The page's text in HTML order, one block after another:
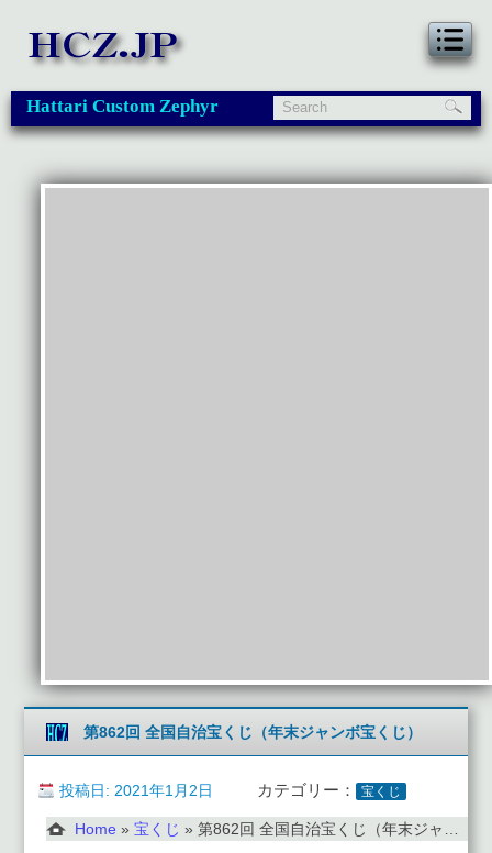
Hattari Custom Zephyr
第862回 全国自治宝くじ（年末ジャンボ宝くじ）
投稿日: 2021年1月2日 カテゴリー： 宝くじ
Home » 宝くじ » 第862回 全国自治宝くじ（年末ジャンボ宝くじ）